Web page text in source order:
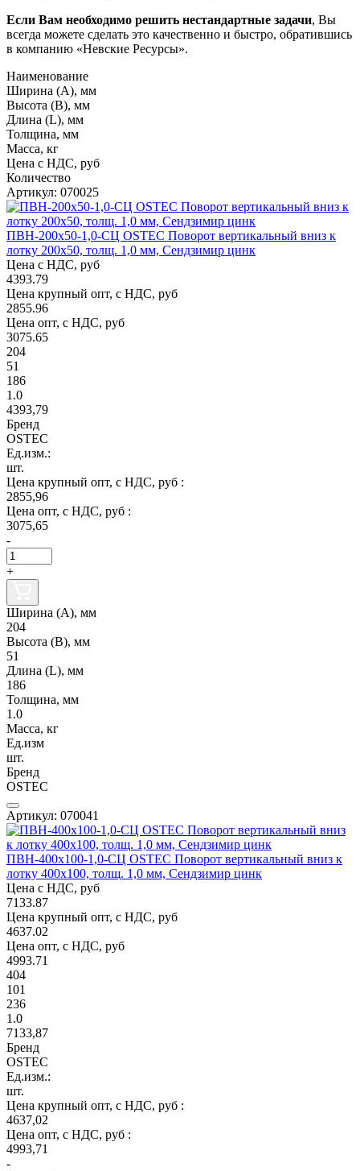
Если Вам необходимо решить нестандартные задачи, Вы
всегда можете сделать это качественно и быстро, обратившись
в компанию «Невские Ресурсы».
Наименование
Ширина (А), мм
Высота (В), мм
Длина (L), мм
Толщина, мм
Масса, кг
Цена с НДС, руб
Количество
Артикул: 070025
ПВН-200х50-1,0-СЦ OSTEC Поворот вертикальный вниз к
лотку 200х50, толщ. 1,0 мм, Сендзимир цинк
Цена с НДС, руб
4393.79
Цена крупный опт, с НДС, руб
2855.96
Цена опт, с НДС, руб
3075.65
204
51
186
1.0
4393,79
Бренд
OSTEC
Ед.изм.:
шт.
Цена крупный опт, с НДС, руб :
2855,96
Цена опт, с НДС, руб :
3075,65
-
+
Ширина (А), мм
204
Высота (В), мм
51
Длина (L), мм
186
Толщина, мм
1.0
Масса, кг
Ед.изм
шт.
Бренд
OSTEC
Артикул: 070041
ПВН-400х100-1,0-СЦ OSTEC Поворот вертикальный вниз к
лотку 400х100, толщ. 1,0 мм, Сендзимир цинк
Цена с НДС, руб
7133.87
Цена крупный опт, с НДС, руб
4637.02
Цена опт, с НДС, руб
4993.71
404
101
236
1.0
7133,87
Бренд
OSTEC
Ед.изм.:
шт.
Цена крупный опт, с НДС, руб :
4637,02
Цена опт, с НДС, руб :
4993,71
-